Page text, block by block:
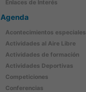
Enlaces de Interés
Agenda
Acontecimientos especiales
Actividades al Aire Libre
Actividades de formación
Actividades Deportivas
Competiciones
Conferencias